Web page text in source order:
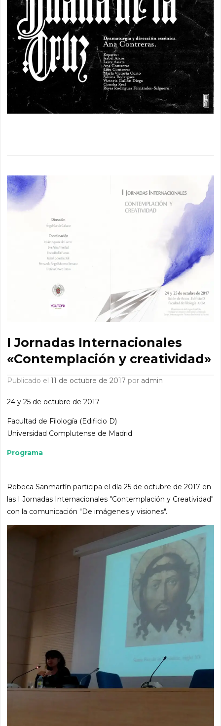
I Jornadas Internacionales
«Contemplación y creatividad»
Publicado el11 de octubre de 2017 por admin
24 y 25 de octubre de 2017
Facultad de Filología (Edificio D)
Universidad Complutense de Madrid
Programa
Rebeca Sanmartín participa el día 25 de octubre de 2017 en
las I Jornadas Internacionales "Contemplación y Creatividad"
con la comunicación "De imágenes y visiones".